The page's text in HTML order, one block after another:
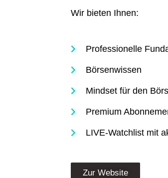
Wir bieten Ihnen:
Professionelle
Börsenwissen
Mindset für den
Premium
LIVE-Watchlist mit
Zur Website